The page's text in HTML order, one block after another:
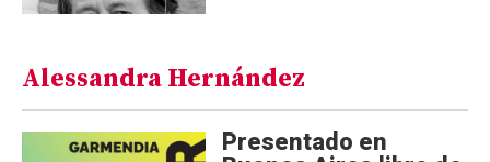
Alessandra Hernández
Presentado en